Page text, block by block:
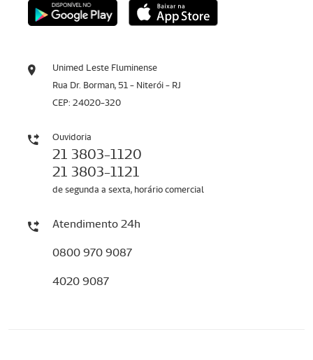
Unimed Leste Fluminense
Rua Dr. Borman, 51 - Niterói - RJ
CEP: 24020-320
Ouvidoria
21 3803-1120
21 3803-1121
de segunda a sexta, horário comercial
Atendimento 24h
0800 970 9087
4020 9087